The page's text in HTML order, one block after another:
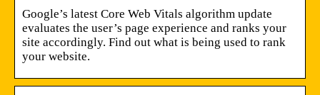
Google’s latest Core Web Vitals algorithm update
evaluates the user’s page experience and ranks your
site accordingly. Find out what is being used to rank
your website.